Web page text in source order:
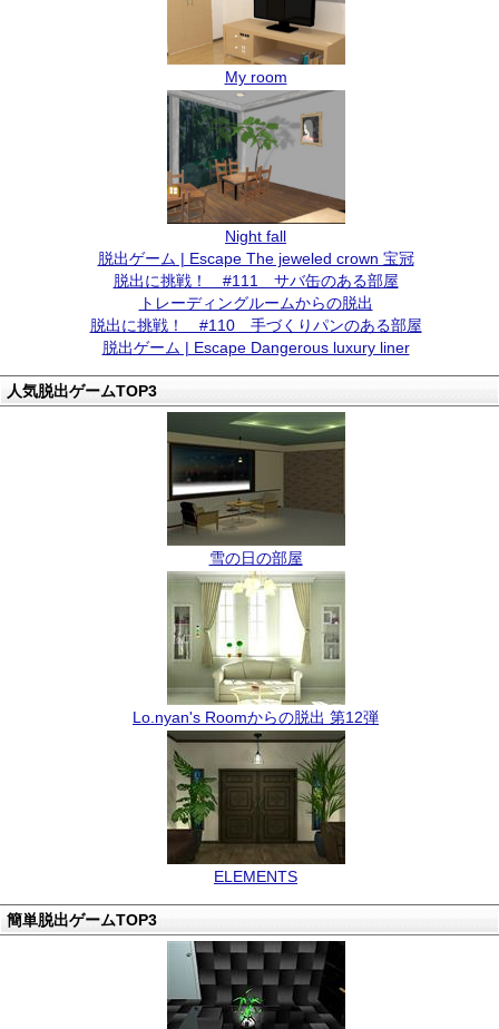
My room
Night fall
脱出ゲーム | Escape The jeweled crown 宝冠
脱出に挑戦！ #111 サバ缶のある部屋
トレーディングルームからの脱出
脱出に挑戦！ #110 手づくりパンのある部屋
脱出ゲーム | Escape Dangerous luxury liner
人気脱出ゲームTOP3
雪の日の部屋
Lo.nyan's Roomからの脱出 第12弾
ELEMENTS
簡単脱出ゲームTOP3